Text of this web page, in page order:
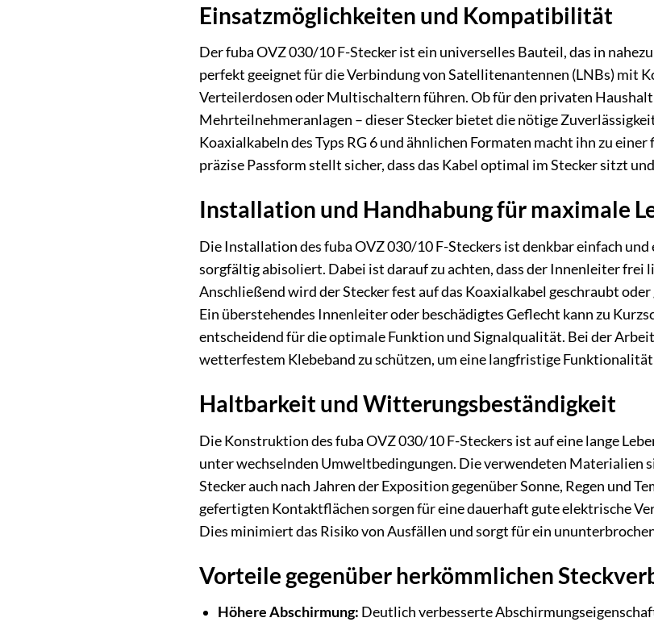
Einsatzmöglichkeiten und Kompatibilität
Der fuba OVZ 030/10 F-Stecker ist ein universelles Bauteil, das in
perfekt geeignet für die Verbindung von Satellitenantennen (LNBs) mit
Verteilerdosen oder Multischaltern führen. Ob für den privaten
Mehrteilnehmeranlagen – dieser Stecker bietet die nötige
Koaxialkabeln des Typs RG 6 und ähnlichen Formaten macht ihn zu
präzise Passform stellt sicher, dass das Kabel optimal im Stecker sitzt
Installation und Handhabung für maximale
Die Installation des fuba OVZ 030/10 F-Steckers ist denkbar einfach
sorgfältig abisoliert. Dabei ist darauf zu achten, dass der Innenleiter
Anschließend wird der Stecker fest auf das Koaxialkabel geschraubt
Ein überstehendes Innenleiter oder beschädigtes Geflecht kann zu
entscheidend für die optimale Funktion und Signalqualität. Bei der
wetterfestem Klebeband zu schützen, um eine langfristige
Haltbarkeit und Witterungsbeständigkeit
Die Konstruktion des fuba OVZ 030/10 F-Steckers ist auf eine lange
unter wechselnden Umweltbedingungen. Die verwendeten Materialien
Stecker auch nach Jahren der Exposition gegenüber Sonne, Regen und
gefertigten Kontaktflächen sorgen für eine dauerhaft gute elektrische
Dies minimiert das Risiko von Ausfällen und sorgt für ein
Vorteile gegenüber herkömmlichen
Höhere Abschirmung: Deutlich verbesserte